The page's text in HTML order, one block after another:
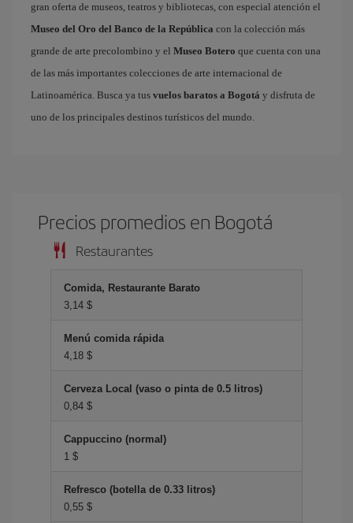
gran oferta de museos, teatros y bibliotecas, con especial atención el
Museo del Oro del Banco de la República con la colección más
grande de arte precolombino y el Museo Botero que cuenta con una
de las más importantes colecciones de arte internacional de
Latinoamérica. Busca ya tus vuelos baratos a Bogotá y disfruta de
uno de los principales destinos turísticos del mundo.
Precios promedios en Bogotá
Restaurantes
Comida, Restaurante Barato
3,14 $
Menú comida rápida
4,18 $
Cerveza Local (vaso o pinta de 0.5 litros)
0,84 $
Cappuccino (normal)
1 $
Refresco (botella de 0.33 litros)
0,55 $